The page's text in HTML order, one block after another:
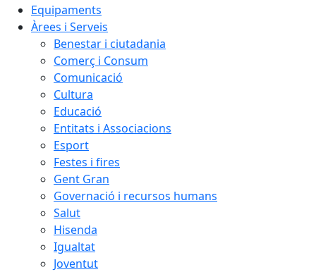
Equipaments
Àrees i Serveis
Benestar i ciutadania
Comerç i Consum
Comunicació
Cultura
Educació
Entitats i Associacions
Esport
Festes i fires
Gent Gran
Governació i recursos humans
Salut
Hisenda
Igualtat
Joventut